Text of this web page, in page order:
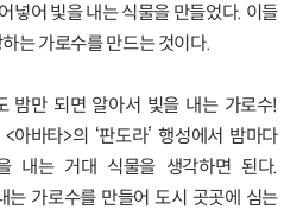
어 빛을 내는 식물을 만들었다. 이들
는 가로수를 만드는 것이다.
밤만 되면 알아서 빛을 내는 가로수!
바타>의 ‘판도라’ 행성에서 밤마다
내는 거대 식물을 생각하면 된다.
는 가로수를 만들어 도시 곳곳에 심는